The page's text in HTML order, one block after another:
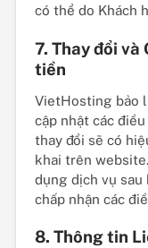
có thể do Khách
7. Thay đổi và
tiền
VietHosting bảo
cập nhật các
thay đổi sẽ có
khai trên
dụng dịch vụ sau
chấp nhận các
8. Thông tin